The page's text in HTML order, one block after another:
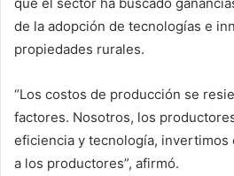
de la adopción de tecnologías e
propiedades rurales.
“Los costos de producción se
factores. Nosotros, los
eficiencia y tecnología, invertimos
a los productores”, afirmó.